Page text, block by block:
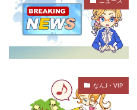
なんJ・VIP